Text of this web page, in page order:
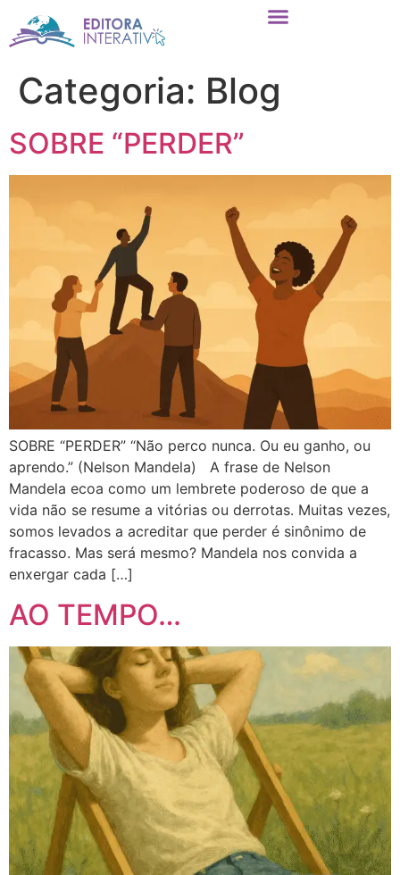
Categoria: Blog
SOBRE “PERDER”
SOBRE “PERDER” “Não perco nunca. Ou eu ganho, ou
aprendo.” (Nelson Mandela) A frase de Nelson
Mandela ecoa como um lembrete poderoso de que a
vida não se resume a vitórias ou derrotas. Muitas vezes,
somos levados a acreditar que perder é sinônimo de
fracasso. Mas será mesmo? Mandela nos convida a
enxergar cada […]
AO TEMPO…